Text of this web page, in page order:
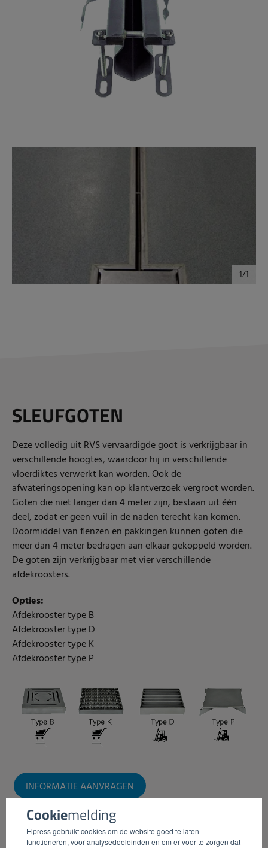
Cookiemelding
Elpress gebruikt cookies om de website goed te laten
functioneren, voor analysedoeleinden en om er voor te zorgen dat
SLEUFGOTEN
Deze volledig uit RVS vervaardigde goot is verkrijgbaar in
verschillende hoogtes, waardoor hij in verschillende
vloerdiktes verwerkt kan worden. Ook de
afwateringsopening kan op klantverzoek vergroot worden.
Goten die niet langer dan 4 meter zijn, bestaan uit één
deel, zodat er geen vuil in de naden terecht kan komen.
Doormiddel van flenzen en pakkingen kunnen goten die
meer dan 4 meter bedragen aan elkaar gekoppeld worden.
De goten zijn verkrijgbaar metvier verschillende
afdekroosters.
Opties:
Afdekrooster type B
Afdekrooster type D
Afdekrooster type K
Afdekrooster type P
INFORMATIE AANVRAGEN